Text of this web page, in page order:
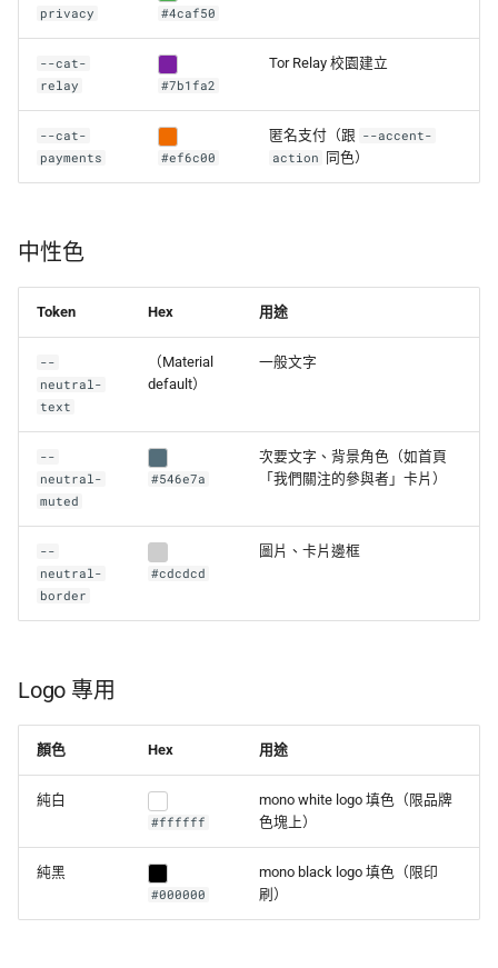
privacy
#4caf50
--cat-
relay
#7b1fa2
Tor Relay 校園建立
--cat-
payments
#ef6c00
匿名支付（跟 --accent-
action
同色）
中性色
Token Hex 用途
--
neutral-
text
（Material
default）
一般文字
--
neutral-
muted
#546e7a
次要文字、背景角色（如首頁
「我們關注的參與者」卡片）
--
neutral-
border
#cdcdcd
圖片、卡片邊框
Logo 專用
顏色 Hex 用途
純白
#ffffff
mono white logo 填色（限品牌
色塊上）
純黑
#000000
mono black logo 填色（限印
刷）